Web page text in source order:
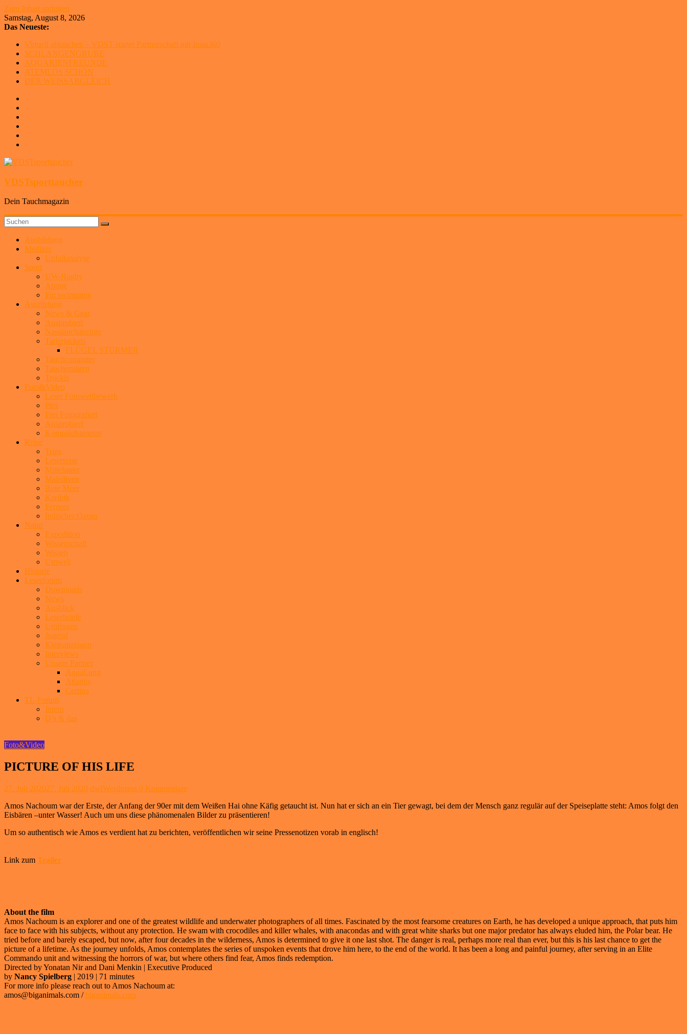
Zum Inhalt springen
Samstag, August 8, 2026
Das Neueste:
Virtuell abtauchen – VDST startet Partnerschaft mit Insta360
SCHLANGENGRUBE
AQUARIENFREUNDE
ATEMLOS SCHÖN
DER WEISSABGLEICH
VDSTsporttaucher
Dein Tauchmagazin
Ausbildung
Medizin
Unfallanalyse
Sport
UW-Rugby
Apnoe
Fin swimming
Ausrüstung
News & Gear
Ausprobiert
Nasstauchanzüge
Tarierjackets
FLÜGEL STÜRMER
Tauchcomputer
Taucheruhren
Trockis
Foto&Video
Leser Fotowettbewerb
Pics
Frei Fotografiert
Ausprobiert
Kompaktkameras
Reise
Trips
Leserreise
Mittelmeer
Malediven
Rote Meer
Karibik
Fernost
Indischer Ozean
Natur
Expedition
Wissenschaft
Wissen
Umwelt
Historie
Leserforum
Downloads
News
Ausblick
Leserbriefe
Umfragen
Jugend
Kleinanzeigen
Interviews
Unsere Partner
AquaLung
Atlantis
Certina
TL-Forum
Intern
D’s & das
Foto&Video
PICTURE OF HIS LIFE
27. Juli 202027. Juli 2020 dwfWordpress 0 Kommentare
Amos Nachoum war der Erste, der Anfang der 90er mit dem Weißen Hai ohne Käfig getaucht ist. Nun hat er sich an ein Tier gewagt, bei dem der Mensch ganz regulär auf der Speiseplatte steht: Amos folgt den
Eisbären –unter Wasser! Auch um uns diese phänomenalen Bilder zu präsentieren!
Um so authentisch wie Amos es verdient hat zu berichten, veröffentlichen wir seine Pressenotizen vorab in englisch!
Link zum Trailer
About the film
Amos Nachoum is an explorer and one of the greatest wildlife and underwater photographers of all times. Fascinated by the most fearsome creatures on Earth, he has developed a unique approach, that puts him
face to face with his subjects, without any protection. He swam with crocodiles and killer whales, with anacondas and with great white sharks but one major predator has always eluded him, the Polar bear. He
tried before and barely escaped, but now, after four decades in the wilderness, Amos is determined to give it one last shot. The danger is real, perhaps more real than ever, but this is his last chance to get the
picture of a lifetime. As the journey unfolds, Amos contemplates the series of unspoken events that drove him here, to the end of the world. It has been a long and painful journey, after serving in an Elite
Commando unit and witnessing the horrors of war, but where others find fear, Amos finds redemption.
Directed by Yonatan Nir and Dani Menkin | Executive Produced
by Nancy Spielberg | 2019 | 71 minutes
For more info please reach out to Amos Nachoum at:
amos@biganimals.com /biganimals.com